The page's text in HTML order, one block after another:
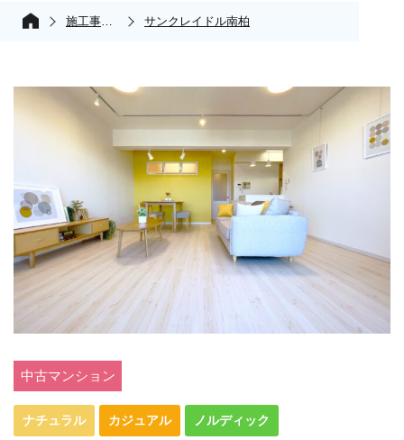
施工事例の紹介 サンクレイドル南柏
中古マンション
ナチュラル カジュアル ノルディック